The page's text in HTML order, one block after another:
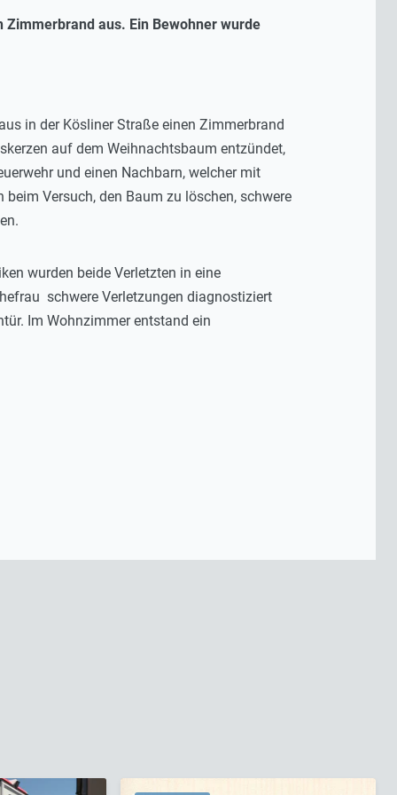
aus. Ein Bewohner wurde
in der Kösliner Straße einen Zimmerbrand
auf dem Weihnachtsbaum entzündet,
und einen Nachbarn, welcher mit
Versuch, den Baum zu löschen, schwere
wurden beide Verletzten in eine
schwere Verletzungen diagnostiziert
Im Wohnzimmer entstand ein